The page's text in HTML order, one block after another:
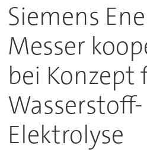
Siemens
Messer
bei Konzept
Wasserstoff-
Elektrolyse